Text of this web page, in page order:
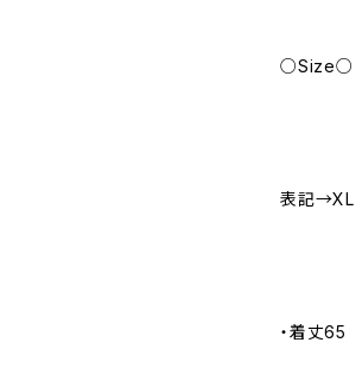
○Size○
表記→XL
・着丈65